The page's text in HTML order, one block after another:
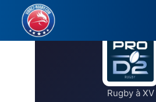
Aller
contenu
Rugby à XV